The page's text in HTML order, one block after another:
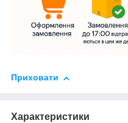
Приховати
Характеристики